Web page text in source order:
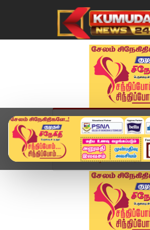
முகப்பு விளையாட்டு
Home வீடியோ ஸ்டோரி